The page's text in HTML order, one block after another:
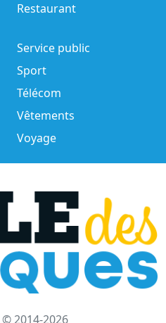
Restaurant
Service public
Sport
Télécom
Vêtements
Voyage
© 2014-2026